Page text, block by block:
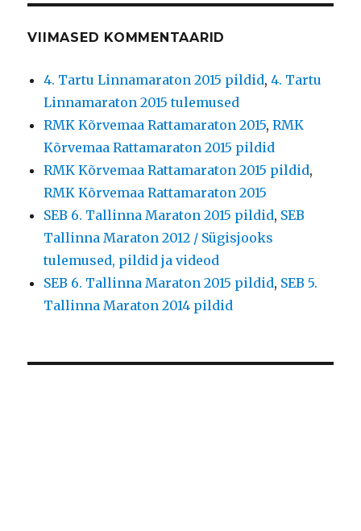
VIIMASED KOMMENTAARID
4. Tartu Linnamaraton 2015 pildid,4. Tartu
Linnamaraton 2015 tulemused
RMK Kõrvemaa Rattamaraton 2015,RMK
Kõrvemaa Rattamaraton 2015 pildid
RMK Kõrvemaa Rattamaraton 2015 pildid,
RMK Kõrvemaa Rattamaraton 2015
SEB 6. Tallinna Maraton 2015 pildid, SEB
Tallinna Maraton 2012 / Sügisjooks
tulemused, pildid ja videod
SEB 6. Tallinna Maraton 2015 pildid, SEB 5.
Tallinna Maraton 2014 pildid